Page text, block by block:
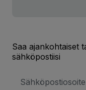
Saa ajankohtaiset
sähköpostiisi